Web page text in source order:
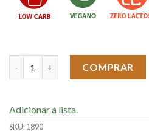
COMPRAR
Adicionar à lista.
SKU:1890